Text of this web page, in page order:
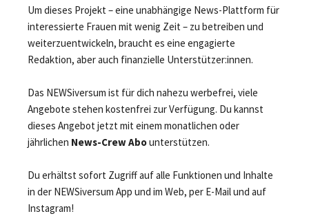
Um dieses Projekt – eine unabhängige News-Plattform für
interessierte Frauen mit wenig Zeit – zu betreiben und
weiterzuentwickeln, braucht es eine engagierte
Redaktion, aber auch finanzielle Unterstützer:innen.
Das NEWSiversum ist für dich nahezu werbefrei, viele
Angebote stehen kostenfrei zur Verfügung. Du kannst
dieses Angebot jetzt mit einem monatlichen oder
jährlichen News-Crew Abounterstützen.
Du erhältst sofort Zugriff auf alle Funktionen und Inhalte
in der NEWSiversum App und im Web, per E-Mail und auf
Instagram!